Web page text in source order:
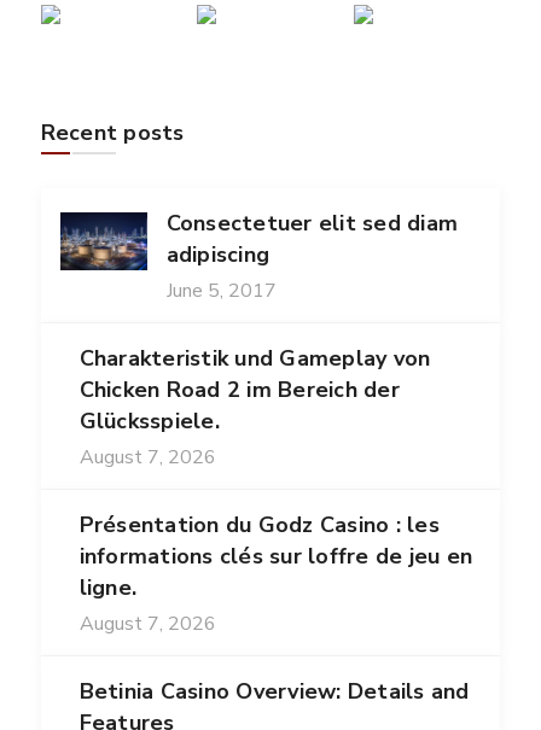
Recent posts
Consectetuer elit sed diam
adipiscing
June 5, 2017
Charakteristik und Gameplay von
Chicken Road 2 im Bereich der
Glücksspiele.
August 7, 2026
Présentation du Godz Casino : les
informations clés sur loffre de jeu en
ligne.
August 7, 2026
Betinia Casino Overview: Details and
Features